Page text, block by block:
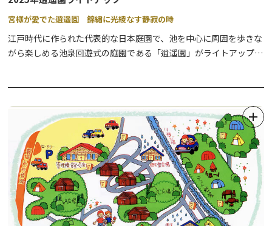
宮様が愛でた逍遥園 錦繡に光綾なす静寂の時
江戸時代に作られた代表的な日本庭園で、池を中心に周囲を歩きな
がら楽しめる池泉回遊式の庭園である「逍遥園」がライトアップさ
※期間中、三仏堂の中には入れませんが、外観はご参拝いただけま
す。